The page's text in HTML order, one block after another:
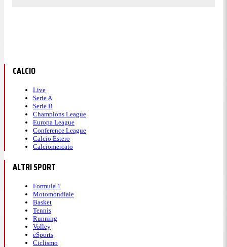
CALCIO
Live
Serie A
Serie B
Champions League
Europa League
Conference League
Calcio Estero
Calciomercato
ALTRI SPORT
Formula 1
Motomondiale
Basket
Tennis
Running
Volley
eSports
Ciclismo